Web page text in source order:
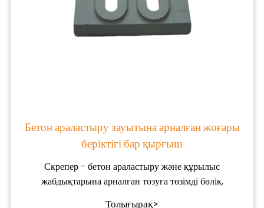
Бетон араластыру зауытына арналған жоғары
беріктігі бар қырғыш
Скрепер - бетон араластыру және құрылыс
жабдықтарына арналған тозуға төзімді бөлік,
Толығырақ>